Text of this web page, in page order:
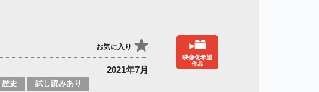
お気に入り
2021年7月
歴史 試し読みあり
映像化希望
作品